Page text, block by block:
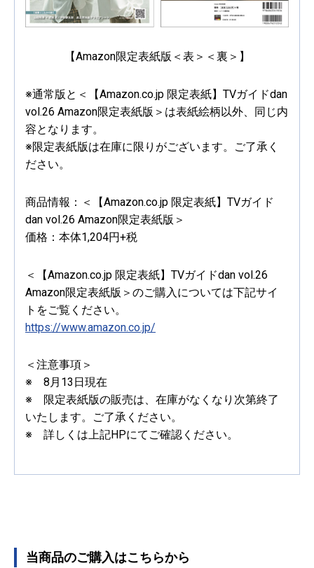
【Amazon限定表紙版＜表＞＜裏＞】
※通常版と＜【Amazon.co.jp 限定表紙】TVガイドdan
vol.26 Amazon限定表紙版＞は表紙絵柄以外、同じ内
容となります。
※限定表紙版は在庫に限りがございます。ご了承く
ださい。
商品情報：＜【Amazon.co.jp 限定表紙】TVガイド
dan vol.26 Amazon限定表紙版＞
価格：本体1,204円+税
＜【Amazon.co.jp 限定表紙】TVガイドdan vol.26
Amazon限定表紙版＞のご購入については下記サイ
トをご覧ください。
https://www.amazon.co.jp/
＜注意事項＞
※ 8月13日現在
※ 限定表紙版の販売は、在庫がなくなり次第終了
いたします。ご了承ください。
※ 詳しくは上記HPにてご確認ください。
当商品のご購入はこちらから